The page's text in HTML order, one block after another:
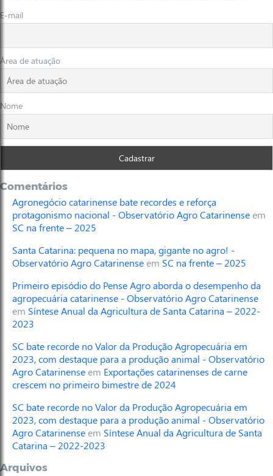
E-mail
Área de atuação
Nome
Comentários
Agronegócio catarinense bate recordes e reforça
protagonismo nacional - Observatório Agro Catarinenseem
SC na frente – 2025
Santa Catarina: pequena no mapa, gigante no agro! -
Observatório Agro Catarinenseem SC na frente – 2025
Primeiro episódio do Pense Agro aborda o desempenho da
agropecuária catarinense - Observatório Agro Catarinense
em Síntese Anual da Agricultura de Santa Catarina – 2022-
2023
SC bate recorde no Valor da Produção Agropecuária em
2023, com destaque para a produção animal - Observatório
Agro Catarinenseem Exportações catarinenses de carne
crescem no primeiro bimestre de 2024
SC bate recorde no Valor da Produção Agropecuária em
2023, com destaque para a produção animal - Observatório
Agro Catarinenseem Síntese Anual da Agricultura de Santa
Catarina – 2022-2023
Arquivos